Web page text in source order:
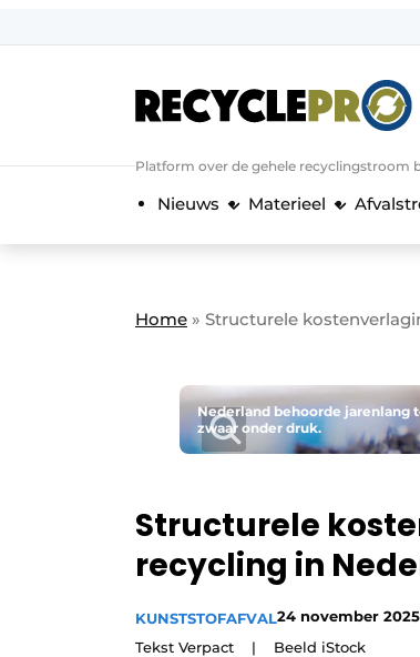
Algemene voorwaarden
Podcasts
Privacy / Cookie statement
Vacature aanmelden
Vacatures
Platform over de gehele recyclingstroom
Nieuws Materieel
Home » Structurele
Nederland behoorde jarenlang
zwaar onder druk.
Structurele
recycling in
KUNSTSTOFAFVAL24 november 2025
Tekst Verpact | Beeld iStock